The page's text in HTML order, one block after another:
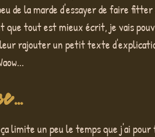
de la marde d'essayer de faire fitter
que tout est mieux écrit, je vais
rajouter un petit texte
limite un peu le temps que j'ai